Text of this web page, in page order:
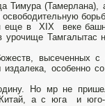
Тимура (Тамерлана),
еще в XIX веке
Тамгалытас
высеченных с
особенно
Но мр не
Китай, а с юга и